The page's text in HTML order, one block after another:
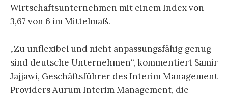
Wirtschaftsunternehmen mit einem Index von
3,67 von 6 im Mittelmaß.
„Zu unflexibel und nicht anpassungsfähig genug
sind deutsche Unternehmen“, kommentiert Samir
Jajjawi, Geschäftsführer des Interim Management
Providers Aurum Interim Management, die